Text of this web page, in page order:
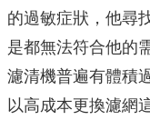
的過敏症狀，他尋
是都無法符合他的
濾清機普遍有體積
以高成本更換濾網